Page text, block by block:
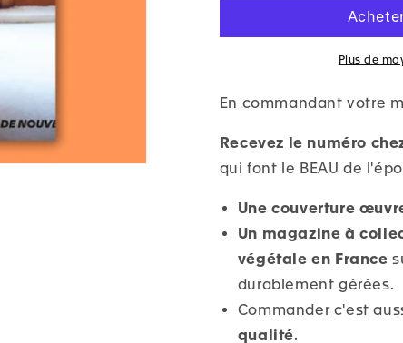
avenirs
des
avenirs
Plus de
En commandant votre
Recevez le numéro
qui font le BEAU de
Une couverture
Un magazine à
végétale en France
durablement gérées.
Commander c'est
qualité.